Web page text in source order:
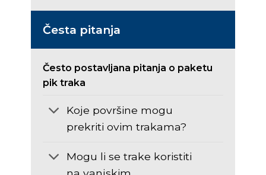
Česta pitanja
Često postavljana pitanja o paketu
pik traka
Koje površine mogu
prekriti ovim trakama?
Mogu li se trake koristiti